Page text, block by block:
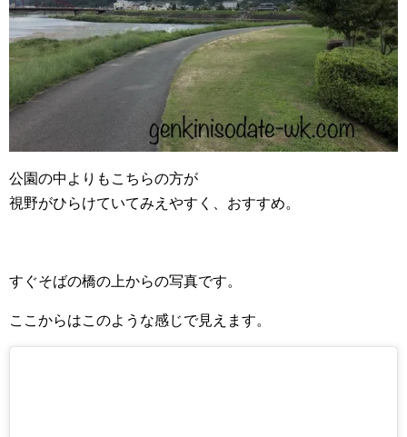
公園の中よりもこちらの方が
視野がひらけていてみえやすく、おすすめ。
すぐそばの橋の上からの写真です。
ここからはこのような感じで見えます。